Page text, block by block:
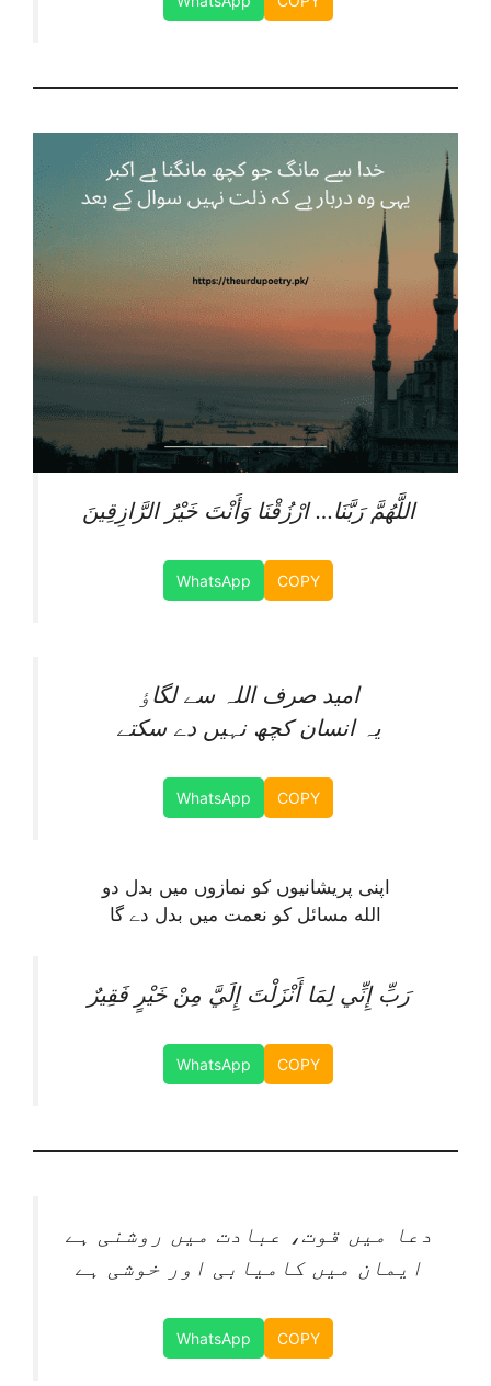
اللَّهُمَّ رَبَّنَا… ارْزُقْنَا وَأَنْتَ خَيْرُ الرَّازِقِينَ
WhatsApp COPY
امید صرف اللہ سے لگاٶ
یہ انسان کچھ نہیں دے سکتے
WhatsApp COPY
‏اپنى پریشانیوں کو نمازوں میں بدل دو
الله مسائل کو نعمت میں بدل دے گا
رَبِّ إِنِّي لِمَا أَنْزَلْتَ إِلَيَّ مِنْ خَيْرٍ فَقِيرٌ
WhatsApp COPY
دعا میں قوت، عبادت میں روشنی ہے
ایمان میں کامیابی اور خوشی ہے
WhatsApp COPY